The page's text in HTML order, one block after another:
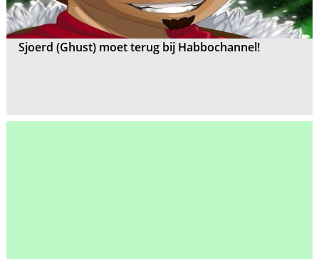
Sjoerd (Ghust) moet terug bij Habbochannel!